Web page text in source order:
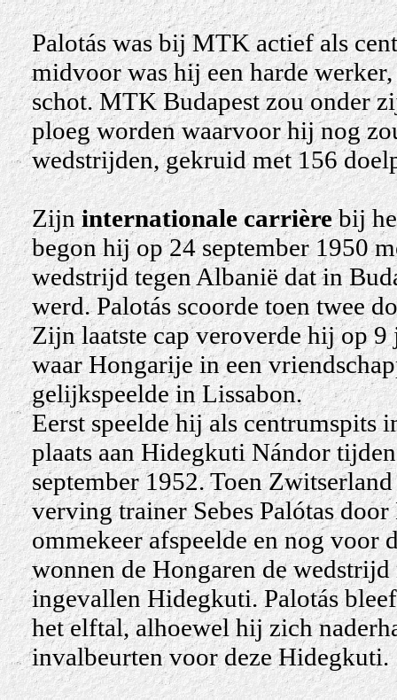
Palotás was bij MTK actief als
midvoor was hij een harde
schot. MTK Budapest zou onder
ploeg worden waarvoor hij nog
wedstrijden, gekruid met 156
Zijninternationale carrièrebij
begon hij op 24 september 1950
wedstrijd tegen Albanië dat in
werd. Palotás scoorde toen twee
Zijn laatste cap veroverde hij op
waar Hongarije in een
gelijkspeelde in Lissabon.
Eerst speelde hij als
plaats aan Hidegkuti Nándor
september 1952. Toen
verving trainer Sebes Palótas
ommekeer afspeelde en nog voor
wonnen de Hongaren de
ingevallen Hidegkuti. Palotás
het elftal, alhoewel hij zich
invalbeurten voor deze Hidegkuti.